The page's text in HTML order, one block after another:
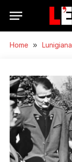
Home » Lunigiana